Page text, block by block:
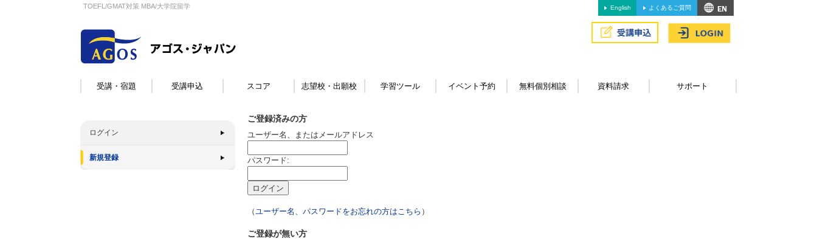
TOEFL/GMAT対策 MBA/大学院留学 English よくあるご質問
受講・宿題 受講申込 スコア 志望校・出願校 学習ツール イベント予約 無料個別相談 資料請求 サポート
ログイン
新規登録
ご登録済みの方
ユーザー名、またはメールアドレス
パスワード:
（ユーザー名、パスワードをお忘れの方はこちら ）
ご登録が無い方